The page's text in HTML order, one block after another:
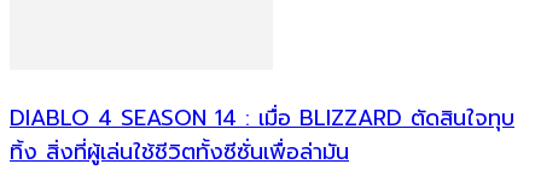
DIABLO 4 SEASON 14 : เมื่อ BLIZZARD ตัดสินใจทุบ
ทิ้ง สิ่งที่ผู้เล่นใช้ชีวิตทั้งซีซั่นเพื่อล่ามัน